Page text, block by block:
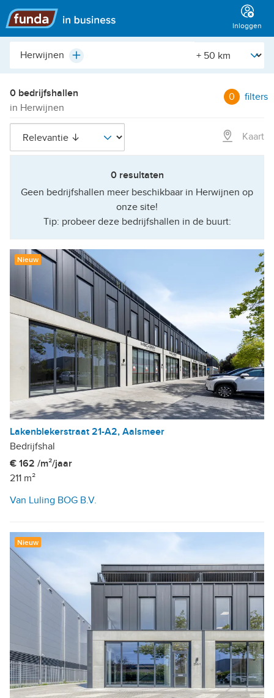
Hoofdmenu
Inloggen
Plaats,
etc.
Plus [Straal]
0 bedrijfshallen
in Herwijnen
0 filters
Kaart
0 resultaten
Geen bedrijfshallen meer beschikbaar in Herwijnen op
onze site!
Tip: probeer deze bedrijfshallen in de buurt:
Nieuw
Lakenblekerstraat 21-A2, Aalsmeer
Bedrijfshal
€ 162 /m²/jaar
211 m²
Van Luling BOG B.V.
Nieuw